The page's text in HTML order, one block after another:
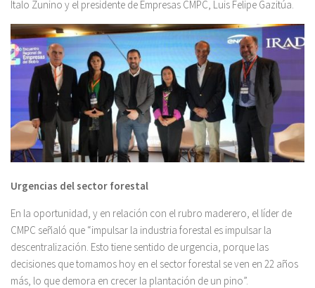
Ítalo Zunino y el presidente de Empresas CMPC, Luis Felipe Gazitúa.
Urgencias del sector forestal
En la oportunidad, y en relación con el rubro maderero, el líder de
CMPC señaló que “impulsar la industria forestal es impulsar la
descentralización. Esto tiene sentido de urgencia, porque las
decisiones que tomamos hoy en el sector forestal se ven en 22 años
más, lo que demora en crecer la plantación de un pino”.